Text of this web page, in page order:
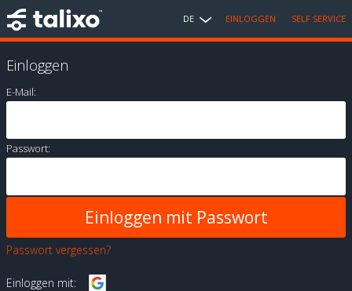
DE EINLOGGEN SELF SERVICE
Einloggen
E-Mail:
Passwort:
Passwort vergessen?
Einloggen mit: